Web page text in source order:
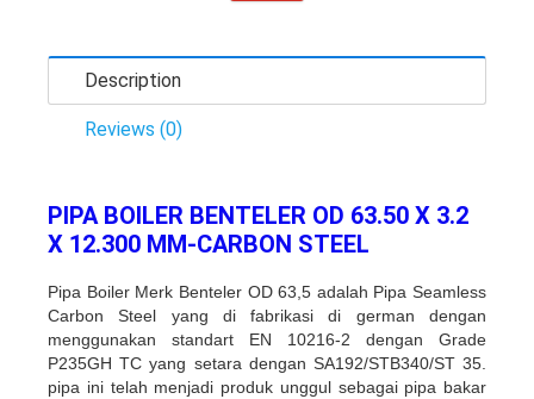
Description
Reviews (0)
PIPA BOILER BENTELER OD 63.50 X 3.2
X 12.300 MM-CARBON STEEL
Pipa Boiler Merk Benteler OD 63,5 adalah Pipa Seamless
Carbon Steel yang di fabrikasi di german dengan
menggunakan standart EN 10216-2 dengan Grade
P235GH TC yang setara dengan SA192/STB340/ST 35.
pipa ini telah menjadi produk unggul sebagai pipa bakar